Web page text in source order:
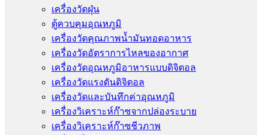
เครื่องวัดฝุ่น
ตู้ควบคุมอุณหภูมิ
เครื่องวัดคุณภาพน้ำมันทอดอาหาร
เครื่องวัดอัตราการไหลของอากาศ
เครื่องวัดอุณหภูมิอาหารแบบดิจิตอล
เครื่องวัดแรงดันดิจิตอล
เครื่องวัดและบันทึกค่าอุณหภูมิ
เครื่องวิเคราะห์ก๊าซจากปล่องระบาย
เครื่องวิเคราะห์ก๊าซชีวภาพ